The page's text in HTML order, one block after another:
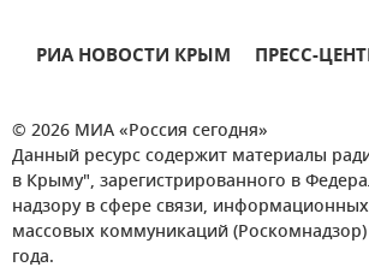
РИА НОВОСТИ КРЫМ ПРЕСС-
© 2026 МИА «Россия сегодня»
Данный ресурс содержит материалы
в Крыму", зарегистрированного в
надзору в сфере связи,
массовых коммуникаций
года.